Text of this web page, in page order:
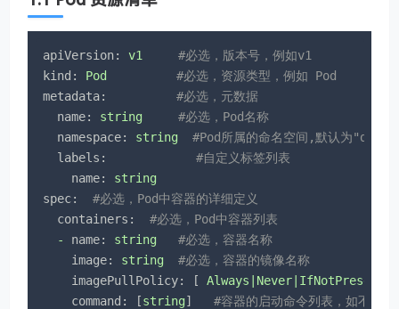
apiVersion: v1
#必选，版本号，例如v1
kind:
Pod
#必选，资源类型，例如 Pod
metadata:
#必选，元数据
name:
string
#必选，Pod名称
namespace:
string
#Pod所属的命名空间,默认为
labels:
#自定义标签列表
name:
string
spec:
#必选，Pod中容器的详细定义
containers:
#必选，Pod中容器列表
-
name: string
#必选，容器名称
image:
string
#必选，容器的镜像名称
imagePullPolicy:
[ Always|Never|IfNotPresent
command:
[string] #容器的启动命令列表，如不指